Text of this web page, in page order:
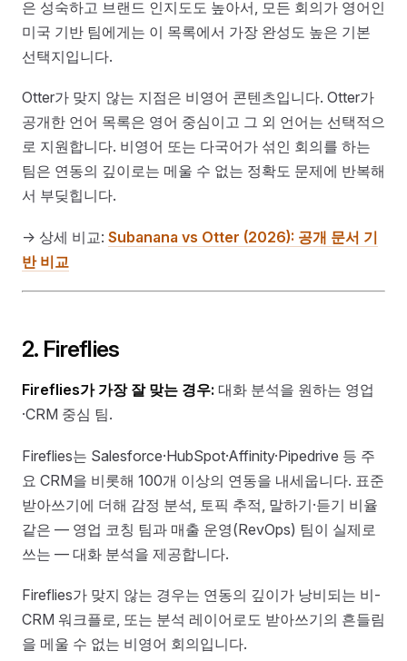
은 성숙하고 브랜드 인지도도 높아서, 모든 회의가 영어인
미국 기반 팀에게는 이 목록에서 가장 완성도 높은 기본
선택지입니다.
Otter가 맞지 않는 지점은 비영어 콘텐츠입니다. Otter가
공개한 언어 목록은 영어 중심이고 그 외 언어는 선택적으
로 지원합니다. 비영어 또는 다국어가 섞인 회의를 하는
팀은 연동의 깊이로는 메울 수 없는 정확도 문제에 반복해
서 부딪힙니다.
→ 상세 비교: Subanana vs Otter (2026): 공개 문서 기
반 비교
2. Fireflies
Fireflies가 가장 잘 맞는 경우: 대화 분석을 원하는 영업
·CRM 중심 팀.
Fireflies는 Salesforce·HubSpot·Affinity·Pipedrive 등 주
요 CRM을 비롯해 100개 이상의 연동을 내세웁니다. 표준
받아쓰기에 더해 감정 분석, 토픽 추적, 말하기·듣기 비율
같은 — 영업 코칭 팀과 매출 운영(RevOps) 팀이 실제로
쓰는 — 대화 분석을 제공합니다.
Fireflies가 맞지 않는 경우는 연동의 깊이가 낭비되는 비-
CRM 워크플로, 또는 분석 레이어로도 받아쓰기의 흔들림
을 메울 수 없는 비영어 회의입니다.